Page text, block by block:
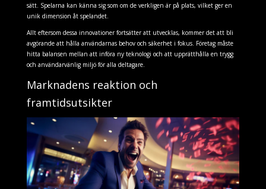
sätt. Spelarna kan känna sig som om de verkligen är på plats, vilket ger en
unik dimension åt spelandet.
Allt eftersom dessa innovationer fortsätter att utvecklas, kommer det att bli
avgörande att hålla användarnas behov och säkerhet i fokus. Företag måste
hitta balansen mellan att införa ny teknologi och att upprätthålla en trygg
och användarvänlig miljö för alla deltagare.
Marknadens reaktion och
framtidsutsikter